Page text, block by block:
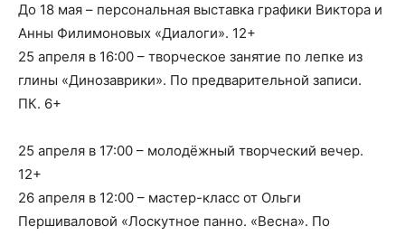
До 18 мая – персональная выставка графики Виктора и
Анны Филимоновых «Диалоги». 12+
25 апреля в 16:00 – творческое занятие по лепке из
глины «Динозаврики». По предварительной записи.
ПК. 6+
25 апреля в 17:00 – молодёжный творческий вечер.
12+
26 апреля в 12:00 – мастер-класс от Ольги
Першиваловой «Лоскутное панно. «Весна». По